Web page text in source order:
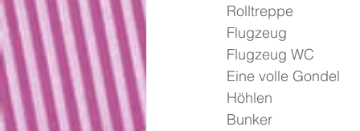
Rolltreppe
Flugzeug
Flugzeug WC
Eine volle Gondel
Höhlen
Bunker